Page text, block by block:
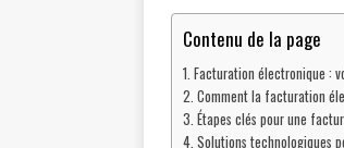
Contenu de la page
Facturation électronique :
Comment la facturation
Étapes clés pour une
Solutions technologiques